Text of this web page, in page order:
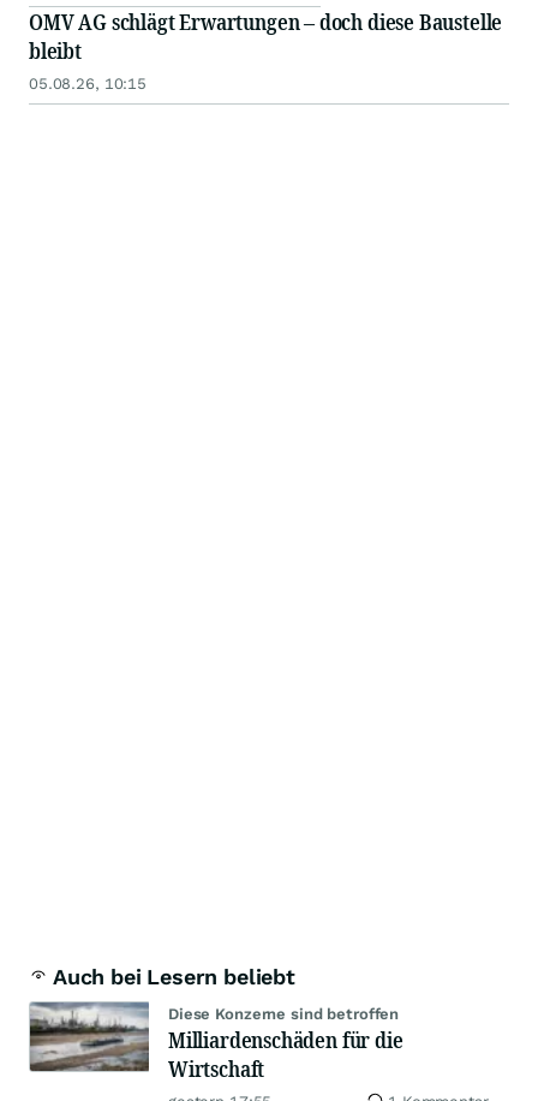
OMV AG schlägt Erwartungen – doch diese Baustelle
bleibt
05.08.26, 10:15
Auch bei Lesern beliebt
Diese Konzerne sind betroffen
Milliardenschäden für die
Wirtschaft